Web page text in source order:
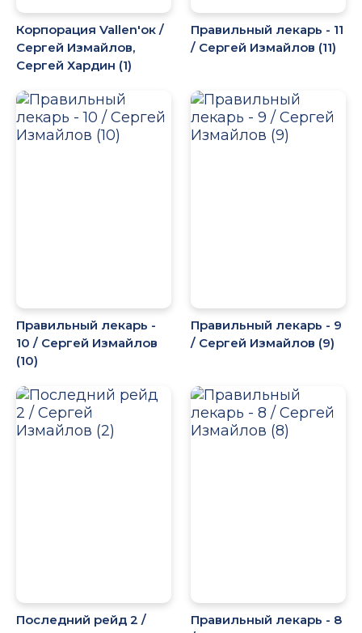
Корпорация Vallen'ок /
Сергей Измайлов,
Сергей Хардин (1)
Правильный лекарь - 11
/ Сергей Измайлов (11)
Правильный лекарь -
10 / Сергей Измайлов
(10)
Правильный лекарь - 9
/ Сергей Измайлов (9)
Последний рейд 2 /
Правильный лекарь - 8